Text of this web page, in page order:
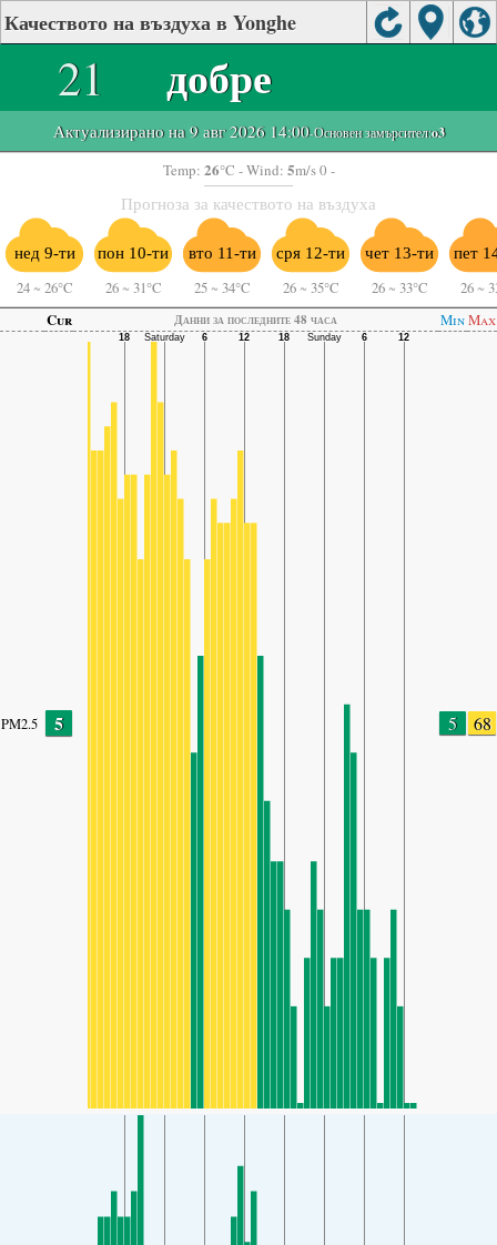
Качеството на въздуха в Yonghe
21 добре
Актуализирано на 9 авг 2026 14:00-Основен замърсител:o3
Temp: 26°C - Wind: 5m/s 0 -
Прогноза за качеството на въздуха
нед 9-ти
24 ~ 26°C
пон 10-ти
26 ~ 31°C
вто 11-ти
25 ~ 34°C
сря 12-ти
26 ~ 35°C
чет 13-ти
26 ~ 33°C
пет
26 ~
Cur
Данни за последните 48 часа MinMax
PM2.5 5 5 68